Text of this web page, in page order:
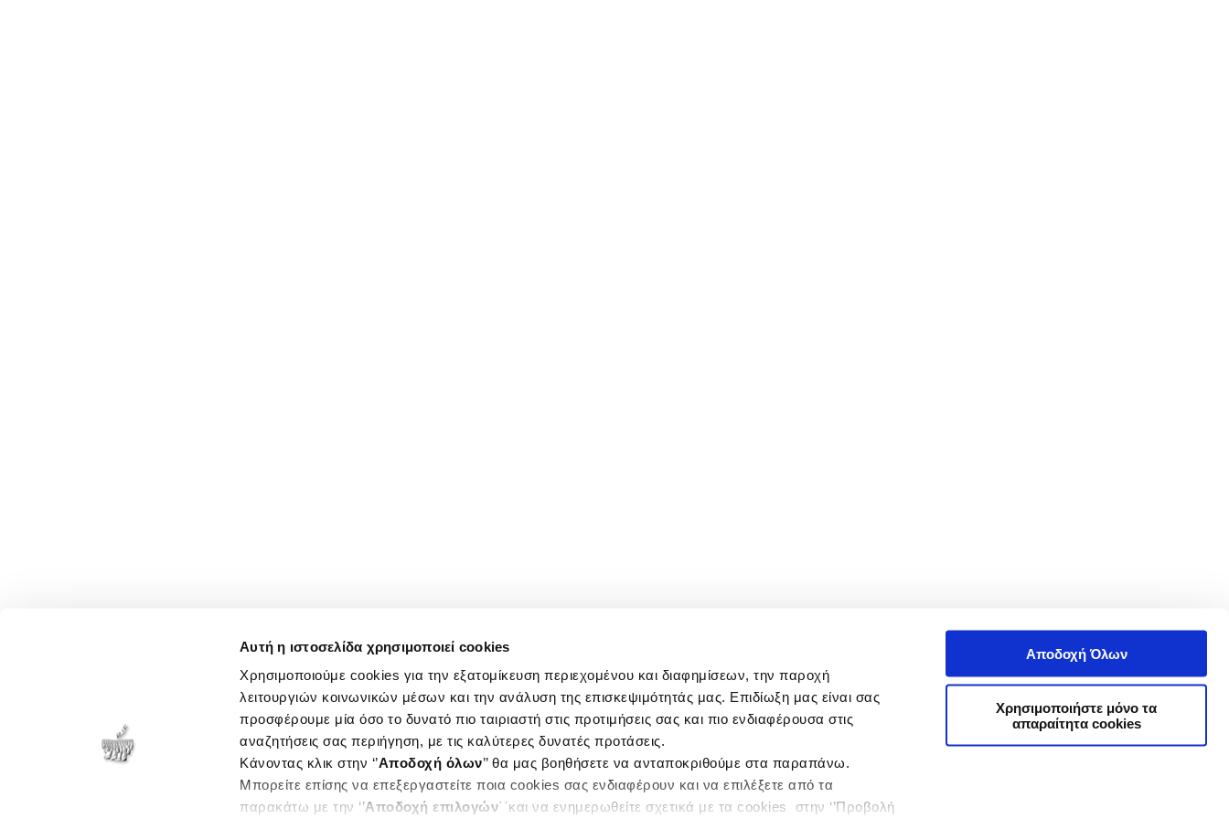
Αυτή η ιστοσελίδα χρησιμοποιεί cookies
Χρησιμοποιούμε cookies για την εξατομίκευση περιεχομένου και διαφημίσεων, την παροχή
λειτουργιών κοινωνικών μέσων και την ανάλυση της επισκεψιμότητάς μας. Επιδίωξη μας είναι σας
προσφέρουμε μία όσο το δυνατό πιο ταιριαστή στις προτιμήσεις σας και πιο ενδιαφέρουσα στις
αναζητήσεις σας περιήγηση, με τις καλύτερες δυνατές προτάσεις.
Κάνοντας κλικ στην ‘’Αποδοχή όλων’’ θα μας βοηθήσετε να ανταποκριθούμε στα παραπάνω.
Μπορείτε επίσης να επεξεργαστείτε ποια cookies σας ενδιαφέρουν και να επιλέξετε από τα
παρακάτω με την ‘’Αποδοχή επιλογών΄΄και να ενημερωθείτε σχετικά με τα cookies στην ‘’Προβολή
Αποδοχή Όλων
Χρησιμοποιήστε μόνο τα
απαραίτητα cookies